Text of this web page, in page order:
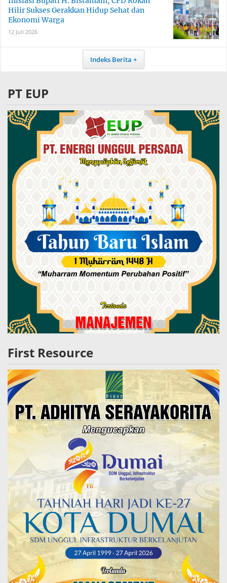
Hilir Sukses Gerakkan Hidup Sehat dan
Ekonomi Warga
12 Juli 2026
Indeks Berita
PT EUP
First Resource